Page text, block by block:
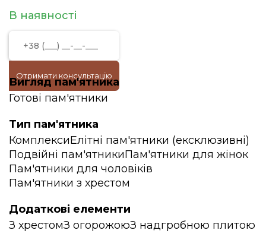
В наявності
Отримати консультацію
Вигляд пам'ятника
Готові пам'ятники
Тип пам'ятника
КомплексиЕлітні пам'ятники (ексклюзивні)
Подвійні пам'ятникиПам'ятники для жінок
Пам'ятники для чоловіків
Пам'ятники з хрестом
Додаткові елементи
З хрестомЗ огорожоюЗ надгробною плитою